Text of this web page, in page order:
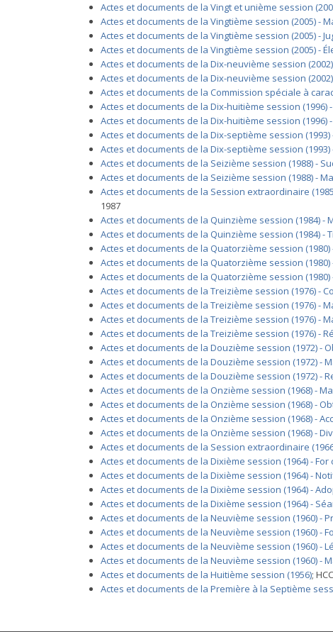
Actes et documents de la Vingt et unième session
Actes et documents de la Vingtième session (2005) -
Actes et documents de la Vingtième session (2005) -
Actes et documents de la Vingtième session (2005) -
Actes et documents de la Dix-neuvième session
Actes et documents de la Dix-neuvième session
Actes et documents de la Commission spéciale à
Actes et documents de la Dix-huitième session (1996)
Actes et documents de la Dix-huitième session
Actes et documents de la Dix-septième session
Actes et documents de la Dix-septième session
Actes et documents de la Seizième session (1988) -
Actes et documents de la Seizième session (1988) -
Actes et documents de la Session extraordinaire
1987
Actes et documents de la Quinzième session (1984) -
Actes et documents de la Quinzième session (1984) -
Actes et documents de la Quatorzième session
Actes et documents de la Quatorzième session
Actes et documents de la Quatorzième session
Actes et documents de la Treizième session (1976) -
Actes et documents de la Treizième session (1976) -
Actes et documents de la Treizième session (1976) -
Actes et documents de la Treizième session (1976) -
Actes et documents de la Douzième session (1972) -
Actes et documents de la Douzième session (1972)
Actes et documents de la Douzième session (1972) -
Actes et documents de la Onzième session (1968) -
Actes et documents de la Onzième session (1968) -
Actes et documents de la Onzième session (1968) -
Actes et documents de la Onzième session (1968) -
Actes et documents de la Session extraordinaire
Actes et documents de la Dixième session (1964) - For
Actes et documents de la Dixième session (1964) -
Actes et documents de la Dixième session (1964) -
Actes et documents de la Dixième session (1964) -
Actes et documents de la Neuvième session (1960) -
Actes et documents de la Neuvième session (1960) -
Actes et documents de la Neuvième session (1960) -
Actes et documents de la Neuvième session (1960) -
Actes et documents de la Huitième session (1956);
Actes et documents de la Première à la Septième